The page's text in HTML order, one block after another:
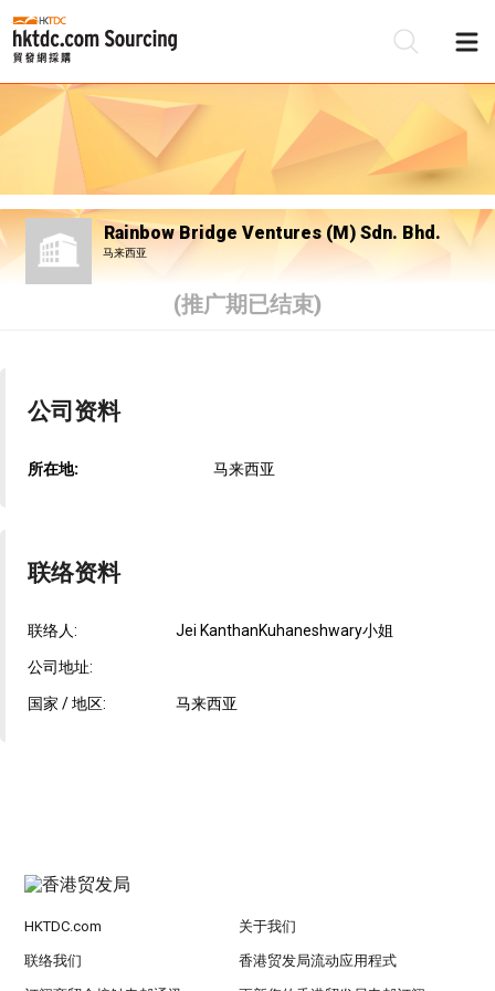
Rainbow Bridge Ventures (M) Sdn. Bhd.
马来西亚
(推广期已结束)
公司资料
所在地: 马来西亚
联络资料
联络人: Jei KanthanKuhaneshwary小姐
公司地址:
国家 / 地区: 马来西亚
HKTDC.com 关于我们
联络我们 香港贸发局流动应用程式